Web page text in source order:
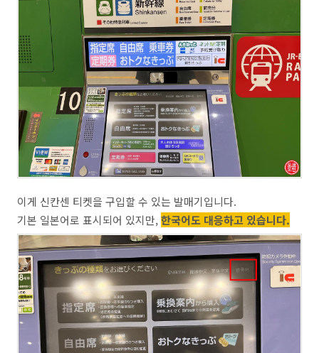
이게 신칸센 티켓을 구입할 수 있는 발매기입니다.
기본 일본어로 표시되어 있지만,한국어도 대응하고 있습니다.